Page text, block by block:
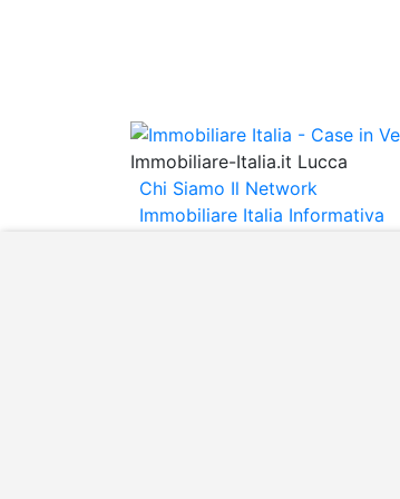
Immobiliare-Italia.it Lucca
Chi Siamo Il Network
Immobiliare Italia Informativa
Gli annunci immobiliari
italia.it quindi non è